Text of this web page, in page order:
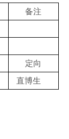
备注
定向
直博生